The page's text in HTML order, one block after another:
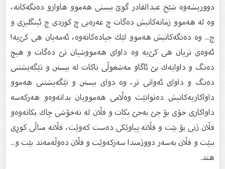
دووریشەوە شێخ عبدالقادر گوێ‌ بیستی هەموو هاوارو دەنگەكانە،
وە لە هەموو زمانەكانیش دەگات چ عەرەبی چ كوردی چ ئینگلیزی و
چ... وە دەنگەكانیش هەموو لێك جیادەكاتەوە، ئەمەیان هی كێ‌یە!
ئەوەی تریان هی كێ‌یە وە داوای هەمووشیان تێ‌ دەگات و هیچ
دەنگ و داوایەك بێ‌ ئاگاو مەشغوڵی ناكات لە بیستن و تێگەیشتنی
دەنگ و داوای ئەوانی تر، وە دوای بیستن و تێگەیشتنی هەموو
داواكاریەكانیش دەتوانێت وەڵامی هەموویان بداتەوەو هەركەسە
داواكاری خۆی بۆ جێ‌ بەجێ‌ بكات و فڵان لە نەخۆشی چاك بكاتەوەو
فڵان ژنی بۆ بێت و فڵانە پیاوێكی دەست كەوێت، فڵانە مناڵی كوڕی
ببێت و فڵان بەسەر دووژمندا سەركەوێت و فڵان دەوڵەمەند بێت و...
هتد.